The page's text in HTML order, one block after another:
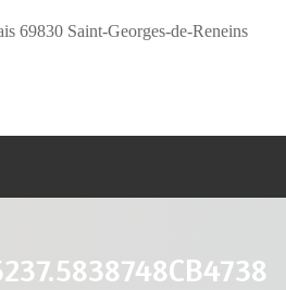
69830 Saint-Georges-de-Reneins